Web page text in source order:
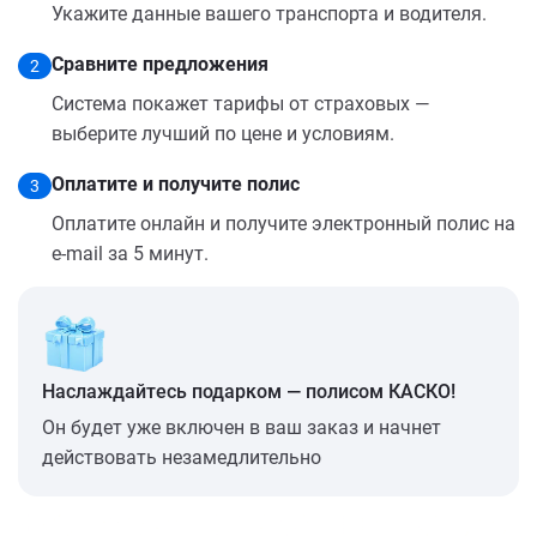
Укажите данные вашего транспорта и водителя.
2
Сравните предложения
Система покажет тарифы от страховых —
выберите лучший по цене и условиям.
3
Оплатите и получите полис
Оплатите онлайн и получите электронный полис на
e-mail за 5 минут.
Наслаждайтесь подарком — полисом КАСКО!
Он будет уже включен в ваш заказ и начнет
действовать незамедлительно